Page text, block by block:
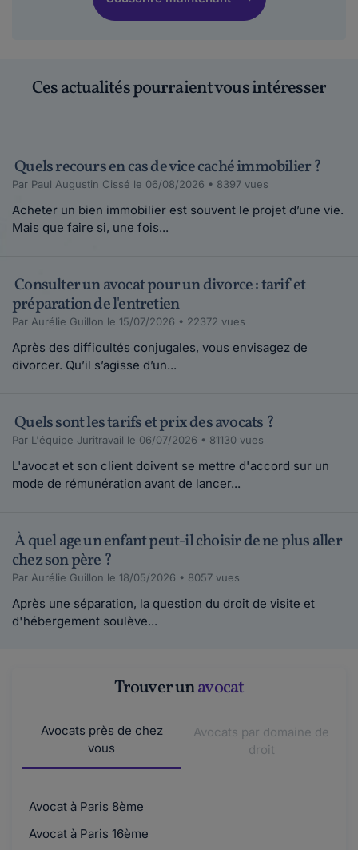
Ces actualités pourraient vous intéresser
Quels recours en cas de vice caché immobilier ?
Par Paul Augustin Cissé le 06/08/2026 • 8397 vues
Acheter un bien immobilier est souvent le projet d’une vie.
Mais que faire si, une fois...
Consulter un avocat pour un divorce : tarif et
préparation de l'entretien
Par Aurélie Guillon le 15/07/2026 • 22372 vues
Après des difficultés conjugales, vous envisagez de
divorcer. Qu’il s’agisse d’un...
Quels sont les tarifs et prix des avocats ?
Par L'équipe Juritravail le 06/07/2026 • 81130 vues
L'avocat et son client doivent se mettre d'accord sur un
mode de rémunération avant de lancer...
À quel age un enfant peut-il choisir de ne plus aller
chez son père ?
Par Aurélie Guillon le 18/05/2026 • 8057 vues
Après une séparation, la question du droit de visite et
d'hébergement soulève...
Trouver unavocat
Avocats près de chez
vous
Avocats par domaine de
droit
Avocat à Paris 8ème
Avocat à Paris 16ème